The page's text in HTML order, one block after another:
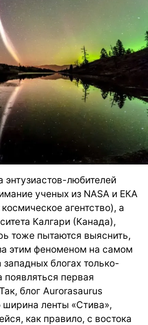
энтузиастов-любителей
ученых из NASA и ЕКА
агентство), а
Калгари (Канада),
тоже пытаются выяснить,
этим феноменом на самом
блогах только-
появляться первая
блог Aurorasaurus
ширина ленты «Стива»,
как правило, с востока